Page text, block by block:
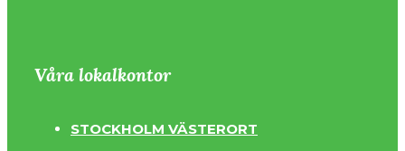
Våra lokalkontor
STOCKHOLM VÄSTERORT